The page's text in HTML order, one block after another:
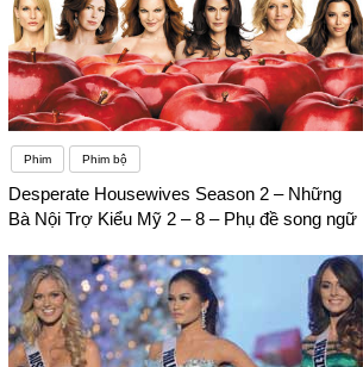
Phim Phim bộ
Desperate Housewives Season 2 – Những
Bà Nội Trợ Kiểu Mỹ 2 – 8 – Phụ đề song ngữ